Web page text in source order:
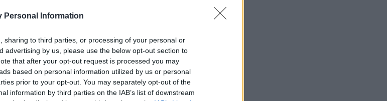
Personal Information
sharing to third parties, or processing of your personal or
advertising by us, please use the below opt-out section to
that after your opt-out request is processed you may
based on personal information utilized by us or personal
prior to your opt-out. You may separately opt-out of the
information by third parties on the IAB’s list of downstream